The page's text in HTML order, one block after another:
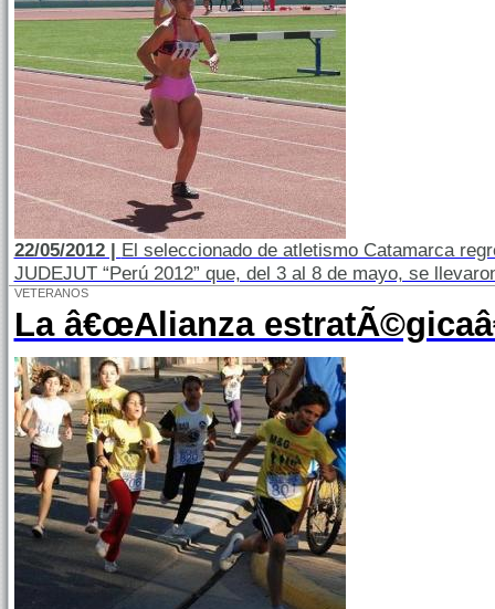
22/05/2012 | El seleccionado de atletismo Catamarca
JUDEJUT “Perú 2012” que, del 3 al 8 de mayo, se
VETERANOS
La â€œAlianza